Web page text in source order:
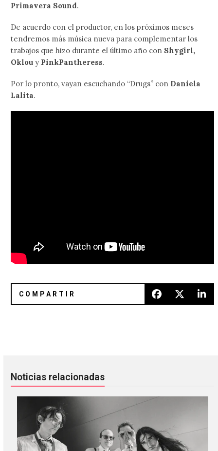
Primavera Sound.
De acuerdo con el productor, en los próximos meses
tendremos más música nueva para complementar los
trabajos que hizo durante el último año con Shygirl,
Oklou y PinkPantheress.
Por lo pronto, vayan escuchando “Drugs” con Daniela
Lalita.
Noticias relacionadas